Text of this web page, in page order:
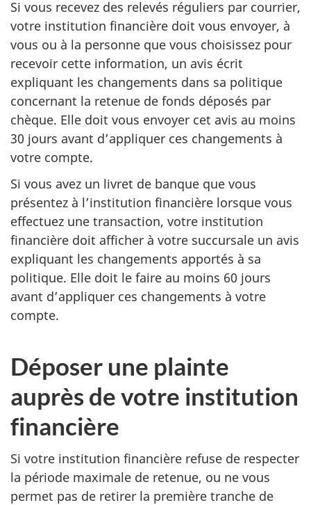
Si vous recevez des relevés réguliers par courrier,
votre institution financière doit vous envoyer, à
vous ou à la personne que vous choisissez pour
recevoir cette information, un avis écrit
expliquant les changements dans sa politique
concernant la retenue de fonds déposés par
chèque. Elle doit vous envoyer cet avis au moins
30 jours avant d’appliquer ces changements à
votre compte.
Si vous avez un livret de banque que vous
présentez à l’institution financière lorsque vous
effectuez une transaction, votre institution
financière doit afficher à votre succursale un avis
expliquant les changements apportés à sa
politique. Elle doit le faire au moins 60 jours
avant d’appliquer ces changements à votre
compte.
Déposer une plainte
auprès de votre institution
financière
Si votre institution financière refuse de respecter
la période maximale de retenue, ou ne vous
permet pas de retirer la première tranche de